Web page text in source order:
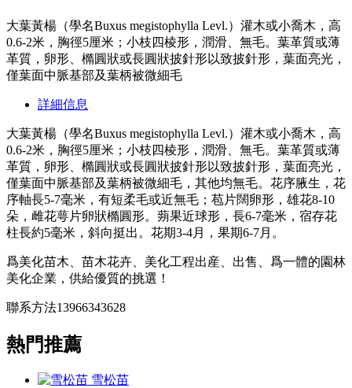
大葉黃楊（學名Buxus megistophylla Levl.）灌木或小喬木，高
0.6-2米，胸徑5厘米；小枝四棱形，潤滑、無毛。葉革質或薄
革質，卵形、橢圓狀或長圓狀披針形以致披針形，葉面亮光，
僅葉面中脈基部及葉柄被微細毛
詳細信息
大葉黃楊（學名Buxus megistophylla Levl.）灌木或小喬木，高
0.6-2米，胸徑5厘米；小枝四棱形，潤滑、無毛。葉革質或薄
革質，卵形、橢圓狀或長圓狀披針形以致披針形，葉面亮光，
僅葉面中脈基部及葉柄被微細毛，其他均無毛。花序腋生，花
序軸長5-7毫米，有短柔毛或近無毛；苞片闊卵形，雄花8-10
朵，雌花萼片卵狀橢圓形。蒴果近球形，長6-7毫米，宿存花
柱長約5毫米，斜向挺出。花期3-4月，果期6-7月。
爲美化苗木、苗木花卉、美化工程出産、出售、爲一體的園林
美化企業，供給優質的挑選！
聯系方法13966343628
熱門推薦
雪松苗